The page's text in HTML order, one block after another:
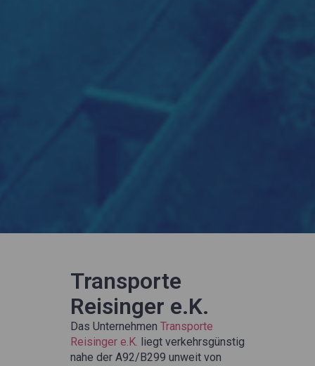
Transporte
Reisinger e.K.
Das Unternehmen Transporte
Reisinger e.K. liegt verkehrsgünstig
nahe der A92/B299 unweit von